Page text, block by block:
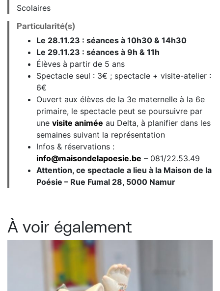
Scolaires
Particularité(s)
Le 28.11.23 : séances à 10h30 & 14h30
Le 29.11.23 : séances à 9h & 11h
Élèves à partir de 5 ans
Spectacle seul : 3€ ; spectacle + visite-atelier :
6€
Ouvert aux élèves de la 3e maternelle à la 6e
primaire, le spectacle peut se poursuivre par
une visite animée au Delta, à planifier dans les
semaines suivant la représentation
Infos & réservations :
info@maisondelapoesie.be – 081/22.53.49
Attention, ce spectacle a lieu à la Maison de la
Poésie – Rue Fumal 28, 5000 Namur
À voir également